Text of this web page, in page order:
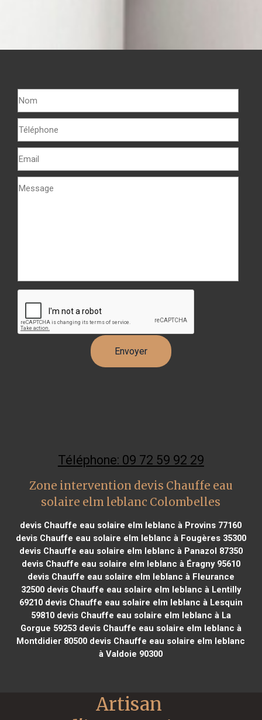
Téléphone: 09 72 59 92 29
Zone intervention devis Chauffe eau
solaire elm leblanc Colombelles
devis Chauffe eau solaire elm leblanc à Provins 77160
devis Chauffe eau solaire elm leblanc à Fougères 35300
devis Chauffe eau solaire elm leblanc à Panazol 87350
devis Chauffe eau solaire elm leblanc à Éragny 95610
devis Chauffe eau solaire elm leblanc à Fleurance
32500devis Chauffe eau solaire elm leblanc à Lentilly
69210devis Chauffe eau solaire elm leblanc à Lesquin
59810devis Chauffe eau solaire elm leblanc à La
Gorgue 59253devis Chauffe eau solaire elm leblanc à
Montdidier 80500 devis Chauffe eau solaire elm leblanc
à Valdoie 90300
Artisan